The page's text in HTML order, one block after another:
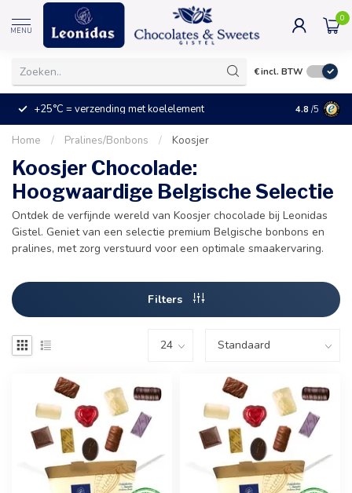
MENU
0
€incl. BTW
+25°C = verzending met koelelement Kleine
4.8 /5
Home / Pralines/Bonbons / Koosjer
Koosjer Chocolade:
Hoogwaardige Belgische Selectie
Ontdek de verfijnde wereld van Koosjer chocolade bij Leonidas
Gistel. Geniet van een selectie premium Belgische bonbons en
pralines, met zorg verstuurd voor een optimale smaakervaring.
Filters